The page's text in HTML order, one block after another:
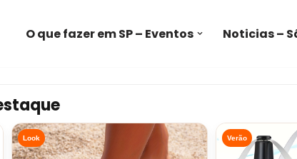
O que fazer em SP – Eventos Noticias –
Look Verão